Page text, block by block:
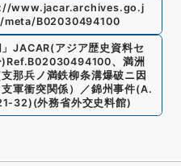
www.jacar.archives.go.j
meta/B02030494100
」JACAR(アジア歴史資料セ
Ref.B02030494100、 満洲
那兵ノ満鉄柳条溝爆破ニ因
軍衝突関係）／錦州事件(A.
32) (外務省外交史料館)